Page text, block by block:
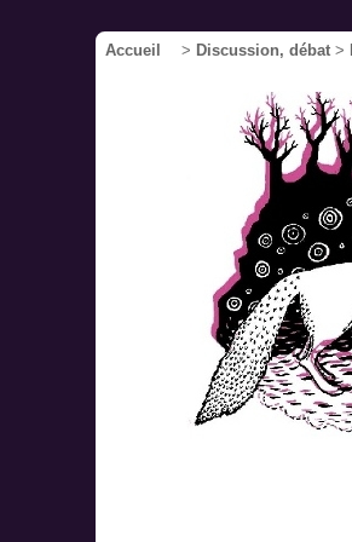
Accueil > Discussion, débat >